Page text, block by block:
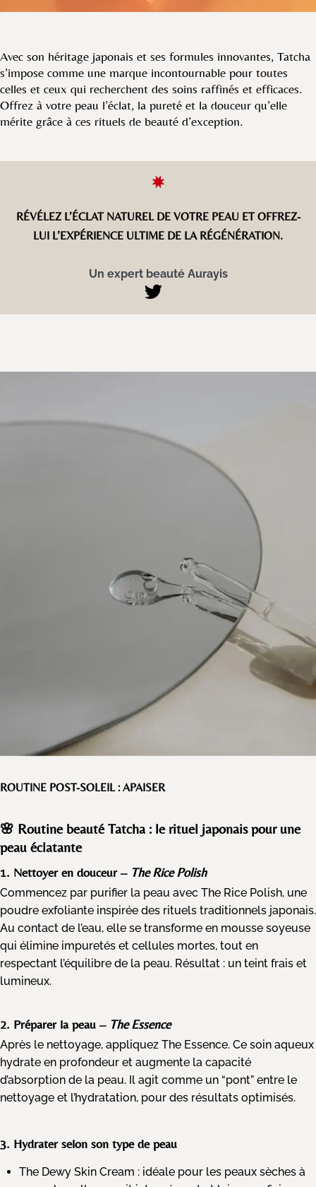
Avec son héritage japonais et ses formules innovantes, Tatcha
s’impose comme une marque incontournable pour toutes
celles et ceux qui recherchent des soins raffinés et efficaces.
Offrez à votre peau l’éclat, la pureté et la douceur qu’elle
mérite grâce à ces rituels de beauté d’exception.
RÉVÉLEZ L’ÉCLAT NATUREL DE VOTRE PEAU ET OFFREZ-
LUI L’EXPÉRIENCE ULTIME DE LA RÉGÉNÉRATION.
Un expert beauté Aurayis
ROUTINE POST-SOLEIL : APAISER
🌸 Routine beauté Tatcha : le rituel japonais pour une
peau éclatante
1. Nettoyer en douceur – The Rice Polish
Commencez par purifier la peau avec The Rice Polish, une
poudre exfoliante inspirée des rituels traditionnels japonais.
Au contact de l’eau, elle se transforme en mousse soyeuse
qui élimine impuretés et cellules mortes, tout en
respectant l’équilibre de la peau. Résultat : un teint frais et
lumineux.
2. Préparer la peau – The Essence
Après le nettoyage, appliquez The Essence. Ce soin aqueux
hydrate en profondeur et augmente la capacité
d’absorption de la peau. Il agit comme un “pont” entre le
nettoyage et l’hydratation, pour des résultats optimisés.
3. Hydrater selon son type de peau
The Dewy Skin Cream : idéale pour les peaux sèches à